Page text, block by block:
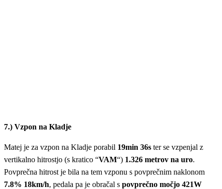
7.) Vzpon na Kladje
Matej je za vzpon na Kladje porabil 19min 36s ter se vzpenjal z
vertikalno hitrostjo (s kratico “VAM“) 1.326 metrov na uro.
Povprečna hitrost je bila na tem vzponu s povprečnim naklonom
7.8% 18km/h, pedala pa je obračal s povprečno močjo 421W